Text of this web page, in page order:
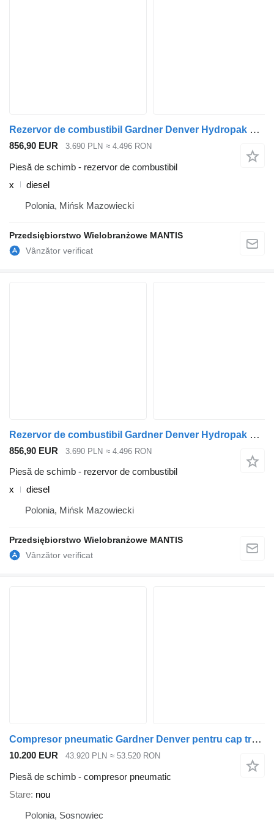
Rezervor de combustibil Gardner Denver Hydropak Gardner Denver x pentru cap tractor
856,90 EUR 3.690 PLN ≈ 4.496 RON
Piesă de schimb - rezervor de combustibil
x
diesel
Polonia, Mińsk Mazowiecki
Przedsiębiorstwo Wielobranżowe MANTIS
Rezervor de combustibil Gardner Denver Hydropak Gardner Denver x pentru cap tractor
856,90 EUR 3.690 PLN ≈ 4.496 RON
Piesă de schimb - rezervor de combustibil
x
diesel
Polonia, Mińsk Mazowiecki
Przedsiębiorstwo Wielobranżowe MANTIS
Compresor pneumatic Gardner Denver pentru cap tractor
10.200 EUR 43.920 PLN ≈ 53.520 RON
Piesă de schimb - compresor pneumatic
Stare nou
Polonia, Sosnowiec